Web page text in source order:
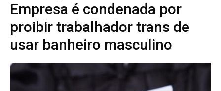
Empresa é condenada por
proibir trabalhador trans de
usar banheiro masculino